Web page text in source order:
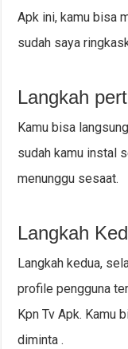
Apk ini, kamu bisa
sudah saya
Langkah
Kamu bisa
sudah kamu instal
menunggu sesaat.
Langkah
Langkah kedua,
profile pengguna
Kpn Tv Apk. Kamu
diminta .